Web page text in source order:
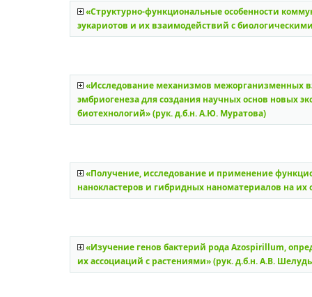
«Структурно-функциональные особенности
эукариотов и их взаимодействий с
«Исследование механизмов межорганизменных
эмбриогенеза для создания научных основ новых
биотехнологий» (рук. д.б.н. А.Ю. Муратова)
«Получение, исследование и применение
нанокластеров и гибридных наноматериалов на их
«Изучение генов бактерий рода Azospirillum,
их ассоциаций с растениями» (рук. д.б.н. А.В.